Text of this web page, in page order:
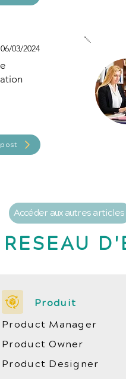
06/03/2024
Accéder aux autres articles
Produit
Product Manager
Product Owner
Product Designer